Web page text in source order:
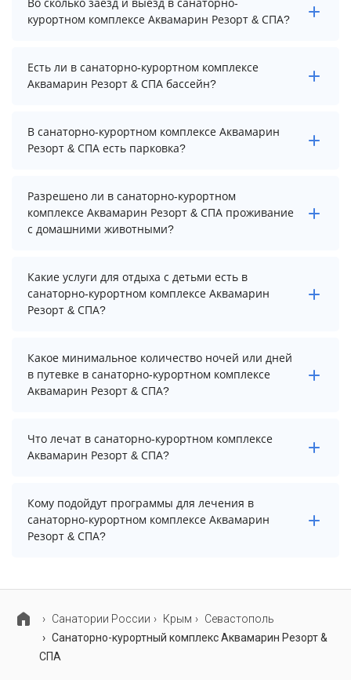
комплексе Аквамарин Резорт & СПА начинается от
гостей.
Во сколько заезд и выезд в санаторно-
курортном комплексе Аквамарин Резорт & СПА?
Заезд возможен после 14:00, а выезд необходимо
осуществить до 12:00.
Есть ли в санаторно-курортном комплексе
Аквамарин Резорт & СПА бассейн?
Да. Всего на территории санаторно-курортного
комплекса Аквамарин Резорт & СПА бассейнов: 3. А
точную информацию Вы можете уточнить по
телефону у менеджера.
В санаторно-курортном комплексе Аквамарин
Резорт & СПА есть парковка?
В санаторно-курортном комплексе Аквамарин Резорт
& СПА есть парковка, уточните информацию перед
бронированием у менеджера, возможно, услуга
Разрешено ли в санаторно-курортном
комплексе Аквамарин Резорт & СПА проживание
с домашними животными?
Проживание с домашними животными запрещено.
Какие услуги для отдыха с детьми есть в
санаторно-курортном комплексе Аквамарин
Резорт & СПА?
Для детей в санаторно-курортном комплексе
Аквамарин Резорт & СПА работает анимационный
персонал, детская площадка, игровая комната и няня
Какое минимальное количество ночей или дней
в путевке в санаторно-курортном комплексе
Аквамарин Резорт & СПА?
Минимальный срок путевки зависит от выбранного
тарифа. Для тарифа с лечением рекомендуем
Что лечат в санаторно-курортном комплексе
Аквамарин Резорт & СПА?
Основные профили лечения в санаторно-курортном
комплексе: реабилитация после covid-19, избыточный
вес и ожирение и detox.
Кому подойдут программы для лечения в
санаторно-курортном комплексе Аквамарин
Резорт & СПА?
программы лечения взрослых и детей.
Cанатории России Крым
Севастополь
Санаторно-курортный комплекс Аквамарин Резорт &
СПА